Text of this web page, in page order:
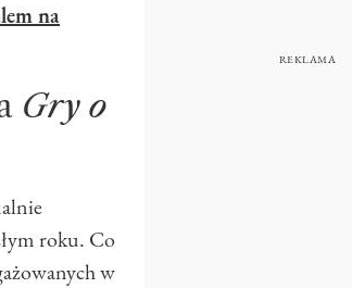
na
Gry o
roku. Co
w